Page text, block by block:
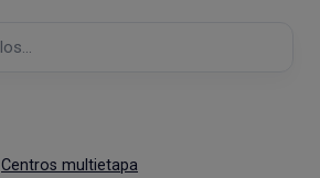
Centros multietapa